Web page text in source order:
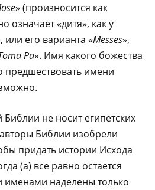
» (произносится как
означает «дитя», как у
или его варианта «Messes»,
Ра». Имя какого божества
предшествовать имени
не носит египетских
Библии изобрели
придать истории Исхода
(а) все равно остается
именами наделены только